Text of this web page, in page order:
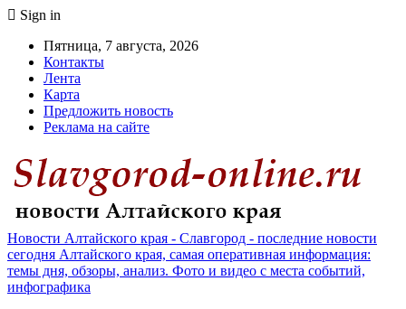
Sign in
Пятница, 7 августа, 2026
Контакты
Лента
Карта
Предложить новость
Реклама на сайте
Новости Алтайского края - Славгород - последние новости
сегодня Алтайского края, самая оперативная информация:
темы дня, обзоры, анализ. Фото и видео с места событий,
инфографика